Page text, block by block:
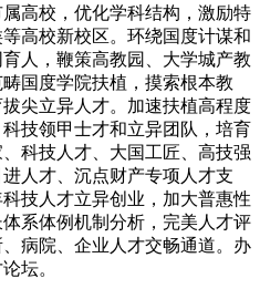
高校，优化学科结构，激励特
高校新校区。环绕国度计谋和
人，鞭策高教园、大学城产教
国度学院扶植，摸索根本教
尖立异人才。加速扶植高程度
技领甲士才和立异团队，培育
科技人才、大国工匠、高技强
人才、沉点财产专项人才支
技人才立异创业，加大普惠性
系体例机制分析，完美人才评
病院、企业人才交畅通道。办
坛。